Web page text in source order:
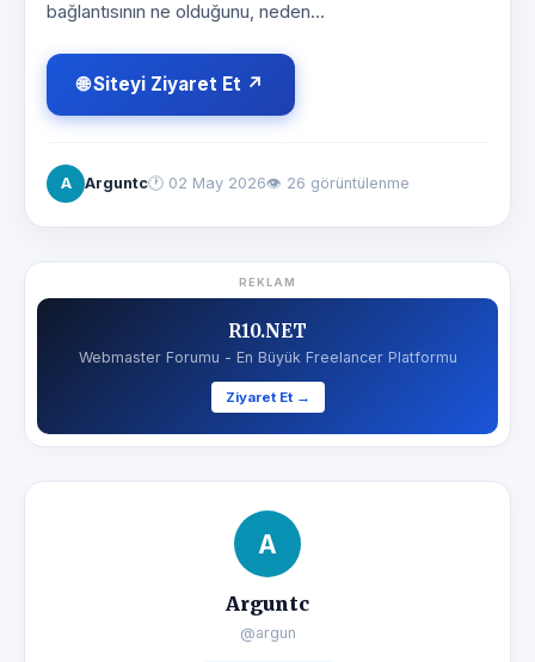
bağlantısının ne olduğunu, neden...
🌐 Siteyi Ziyaret Et ↗
A Arguntc🕐 02 May 2026👁 26 görüntülenme
REKLAM
R10.NET
Webmaster Forumu - En Büyük Freelancer Platformu
Ziyaret Et →
A
Arguntc
@argun